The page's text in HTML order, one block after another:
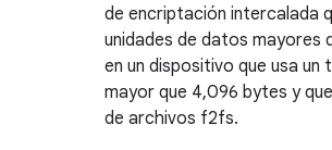
de encriptación intercalada
unidades de datos mayores
en un dispositivo que usa un
mayor que 4,096 bytes y
de archivos f2fs.